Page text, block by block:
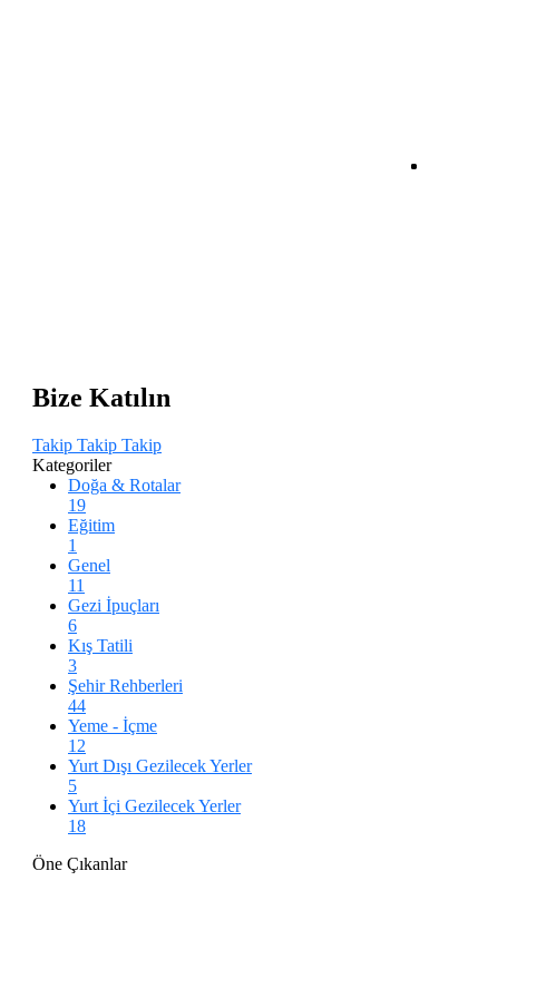
Bize Katılın
Takip Takip Takip
Kategoriler
Doğa & Rotalar
19
Eğitim
1
Genel
11
Gezi İpuçları
6
Kış Tatili
3
Şehir Rehberleri
44
Yeme - İçme
12
Yurt Dışı Gezilecek Yerler
5
Yurt İçi Gezilecek Yerler
18
Öne Çıkanlar